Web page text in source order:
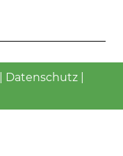
Datenschutz|